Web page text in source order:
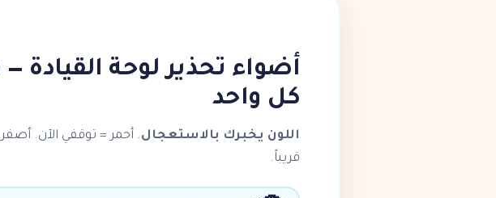
أضواء تحذير لوحة القيادة —
كل واحد
اللون يخبرك بالاستعجال. أحمر = توقفي الآن.
قريباً.